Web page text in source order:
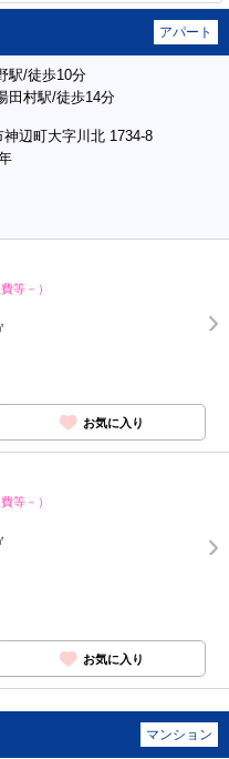
アパート
駅/徒歩10分
田村駅/徒歩14分
神辺町大字川北 1734-8
等－）
お気に入り
等－）
お気に入り
マンション